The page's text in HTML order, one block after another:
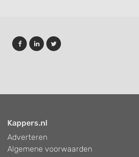
Kappers.nl
Adverteren
Algemene voorwaarden